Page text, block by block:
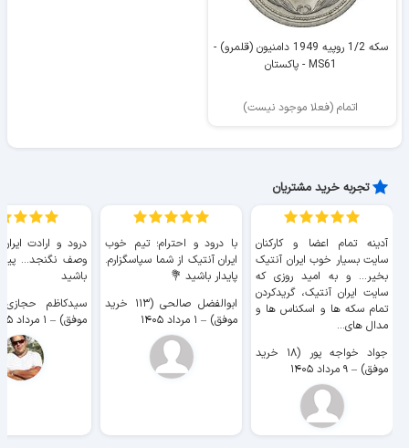
سکه 1/2 روپیه 1949 دامنیون (قلمرو) -
MS61 - پاکستان
اتمام (فعلا موجود نیست)
تجربه خرید مشتریان
آدینه تمام اعضا و کارکنان
سایت بسیار خوب ايران آنتیک
بخیر... و به امید روزی که
سایت ايران آنتیک، گریدکردن
تمام سکه ها و اسکناس ها و
مدال های...
جواد خواجه پور (۱۸ خرید
موفق) – ۹ مرداد ۱۴۰۵
با درود و احترام؛ تیم خوب
ایران آنتیک از شما سپاسگزارم.
پایدار باشید 💐
ابوالفضل صالحی (۱۱۳ خرید
موفق) – ۱ مرداد ۱۴۰۵
درود و ارادت
وصف نگنجد...
باشید
موفق) – ۱ مرداد ۱۴۰۵